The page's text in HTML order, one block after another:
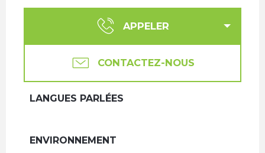
APPELER
CONTACTEZ-NOUS
LANGUES PARLÉES
LANGUES PARLÉES
ENVIRONNEMENT
ENVIRONNEMENT